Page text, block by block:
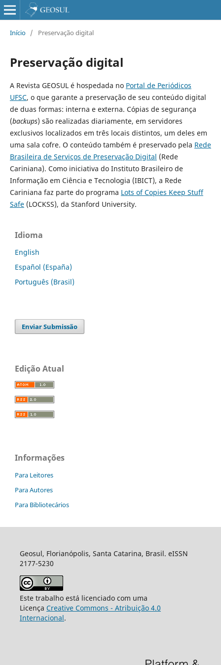
Início / Preservação digital
Preservação digital
A Revista GEOSULé hospedada no Portal de Periódicos
UFSC, o que garante a preservação de seu conteúdo digital
de duas formas: interna e externa. Cópias de segurança
(backups) são realizadas diariamente, em servidores
exclusivos localizados em três locais distintos, um deles em
uma sala cofre. O conteúdo também é preservado pela Rede
Brasileira de Serviços de Preservação Digital (Rede
Cariniana). Como iniciativa do Instituto Brasileiro de
Informação em Ciência e Tecnologia (IBICT), a Rede
Cariniana faz parte do programa Lots of Copies Keep Stuff
Safe(LOCKSS), da Stanford University.
Idioma
English
Español (España)
Português (Brasil)
Enviar Submissão
Edição Atual
Informações
Para Leitores
Para Autores
Para Bibliotecários
Geosul, Florianópolis, Santa Catarina, Brasil. eISSN
2177-5230
Este trabalho está licenciado com uma
Licença Creative Commons - Atribuição 4.0
Internacional.